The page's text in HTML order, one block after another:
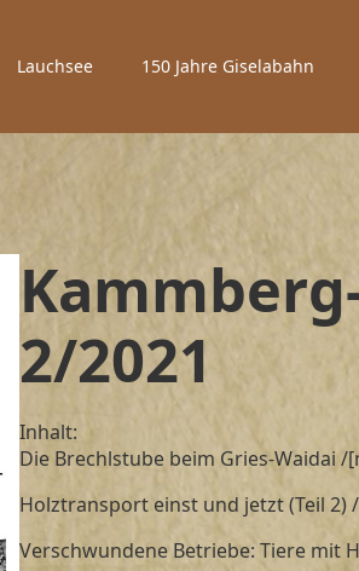
Lauchsee 150 Jahre Giselabahn
2/2021
Inhalt:
Die Brechlstube beim Gries-Waidai /
Holztransport einst und jetzt (Teil 2)
Verschwundene Betriebe: Tiere mit